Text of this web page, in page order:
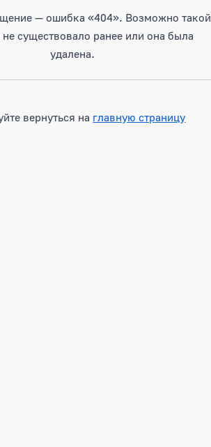
— ошибка «404». Возможно такой
существовало ранее или она была
удалена.
вернуться на главную страницу